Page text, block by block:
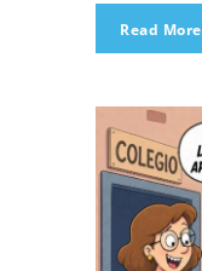
Read More